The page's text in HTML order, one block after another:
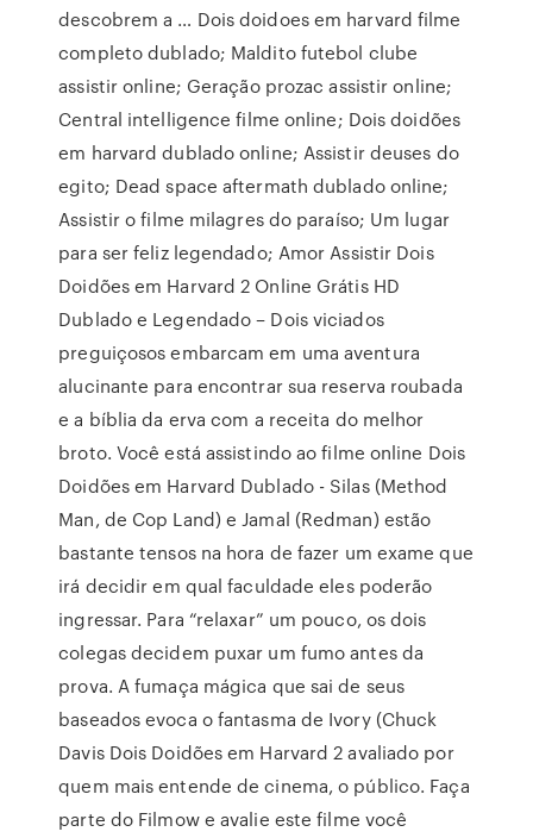
descobrem a … Dois doidoes em harvard filme
completo dublado; Maldito futebol clube
assistir online; Geração prozac assistir online;
Central intelligence filme online; Dois doidões
em harvard dublado online; Assistir deuses do
egito; Dead space aftermath dublado online;
Assistir o filme milagres do paraíso; Um lugar
para ser feliz legendado; Amor Assistir Dois
Doidões em Harvard 2 Online Grátis HD
Dublado e Legendado – Dois viciados
preguiçosos embarcam em uma aventura
alucinante para encontrar sua reserva roubada
e a bíblia da erva com a receita do melhor
broto. Você está assistindo ao filme online Dois
Doidões em Harvard Dublado - Silas (Method
Man, de Cop Land) e Jamal (Redman) estão
bastante tensos na hora de fazer um exame que
irá decidir em qual faculdade eles poderão
ingressar. Para “relaxar” um pouco, os dois
colegas decidem puxar um fumo antes da
prova. A fumaça mágica que sai de seus
baseados evoca o fantasma de Ivory (Chuck
Davis Dois Doidões em Harvard 2 avaliado por
quem mais entende de cinema, o público. Faça
parte do Filmow e avalie este filme você